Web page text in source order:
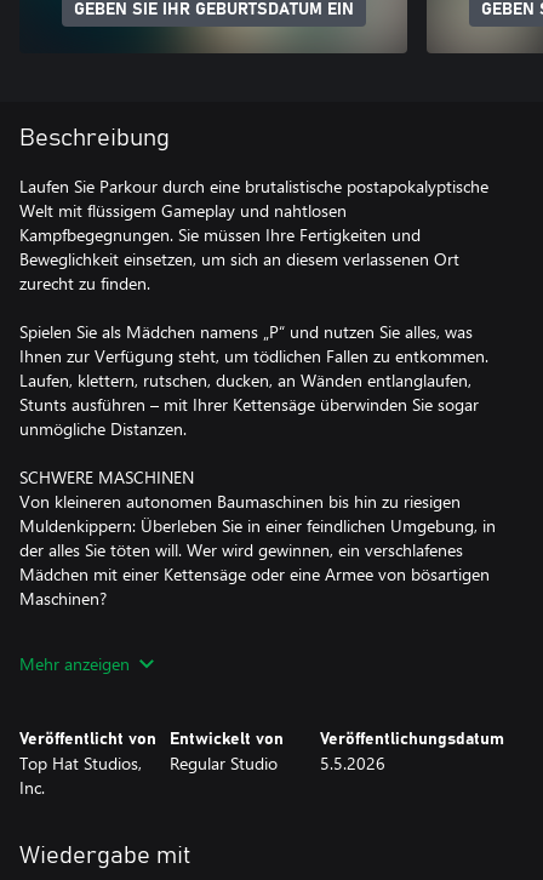
GEBEN SIE IHR GEBURTSDATUM EIN GEBEN
Beschreibung
Laufen Sie Parkour durch eine brutalistische postapokalyptische
Welt mit flüssigem Gameplay und nahtlosen
Kampfbegegnungen. Sie müssen Ihre Fertigkeiten und
Beweglichkeit einsetzen, um sich an diesem verlassenen Ort
zurecht zu finden.
Spielen Sie als Mädchen namens „P“ und nutzen Sie alles, was
Ihnen zur Verfügung steht, um tödlichen Fallen zu entkommen.
Laufen, klettern, rutschen, ducken, an Wänden entlanglaufen,
Stunts ausführen – mit Ihrer Kettensäge überwinden Sie sogar
unmögliche Distanzen.
SCHWERE MASCHINEN
Von kleineren autonomen Baumaschinen bis hin zu riesigen
Muldenkippern: Überleben Sie in einer feindlichen Umgebung, in
der alles Sie töten will. Wer wird gewinnen, ein verschlafenes
Mädchen mit einer Kettensäge oder eine Armee von bösartigen
Maschinen?
Sie bei einem brutalen Aufeinanderprallen von Metall das Leben
riesige Maschinen zu Staub werden.
MEGABAUWERK
Taschenlampe sind Sie machtlos gegen die erdrückende
Atmosphäre des Bauwerks. Rasen Sie in endlosen Korridoren
Mehr anzeigen
Veröffentlicht von
Top Hat Studios,
Inc.
Entwickelt von
Regular Studio
Veröffentlichungsdatum
5.5.2026
Wiedergabe mit